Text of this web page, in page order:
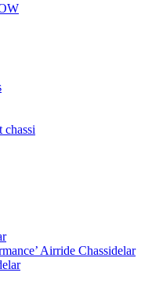
Airride Chassidelar